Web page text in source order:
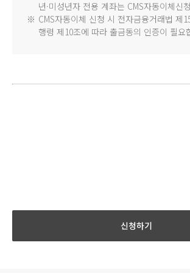
년·미성년자 전용 계좌는 CMS자동이체신
※ CMS자동이체 신청 시 전자금융거래법 제
행령 제10조에 따라 출금동의 인증이 필요
신청하기